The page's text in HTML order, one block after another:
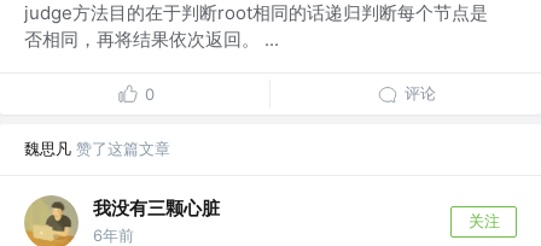
judge方法目的在于判断root相同的话递归判断每个节点是
否相同，再将结果依次返回。 ...
0 评论
魏思凡 赞了这篇文章
我没有三颗心脏
6年前
关注